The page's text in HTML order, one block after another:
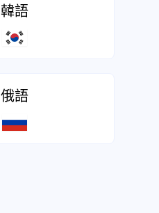
韓語
俄語